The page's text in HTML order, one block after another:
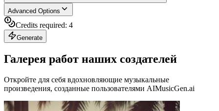
Advanced Options
Credits required: 4
Generate
Галерея работ наших создателей
Откройте для себя вдохновляющие музыкальные
произведения, созданные пользователями AIMusicGen.ai